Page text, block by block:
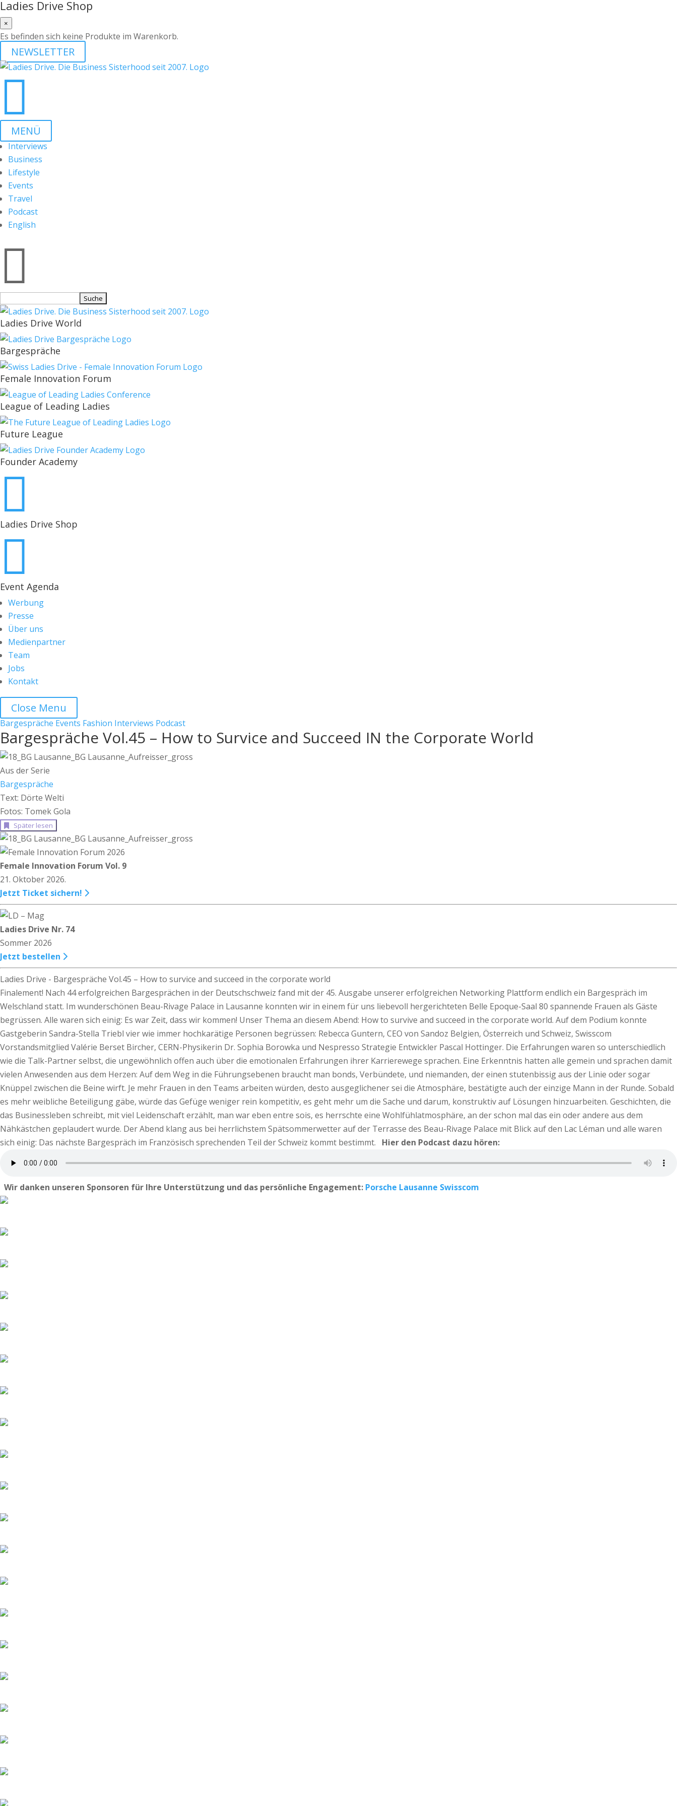
Ladies Drive Shop
×
Es befinden sich keine Produkte im Warenkorb.
NEWSLETTER

MENÜ
Interviews
Business
Lifestyle
Events
Travel
Podcast
English

nach:
Ladies Drive World
Bargespräche
Female Innovation Forum
League of Leading Ladies
Future League
Founder Academy

Ladies Drive Shop

Event Agenda
Werbung
Presse
Über uns
Medienpartner
Team
Jobs
Kontakt
Close Menu
Bargespräche Events Fashion Interviews Podcast
Bargespräche Vol.45 – How to Survice and Succeed IN the Corporate World
Aus der Serie
Bargespräche
Text: Dörte Welti
Fotos: Tomek Gola
Später lesen
Female Innovation Forum Vol. 9
21. Oktober 2026.
Jetzt Ticket sichern!
Ladies Drive Nr. 74
Sommer 2026
Jetzt bestellen
Ladies Drive - Bargespräche Vol.45 – How to survice and succeed in the corporate world
Finalement! Nach 44 erfolgreichen Bargesprächen in der Deutschschweiz fand mit der 45. Ausgabe unserer erfolgreichen Networking Plattform endlich ein Bargespräch im
Welschland statt. Im wunderschönen Beau-Rivage Palace in Lausanne konnten wir in einem für uns liebevoll hergerichteten Belle Epoque-Saal 80 spannende Frauen als Gäste
begrüssen. Alle waren sich einig: Es war Zeit, dass wir kommen! Unser Thema an diesem Abend: How to survive and succeed in the corporate world. Auf dem Podium konnte
Gastgeberin Sandra-Stella Triebl vier wie immer hochkarätige Personen begrüssen: Rebecca Guntern, CEO von Sandoz Belgien, Österreich und Schweiz, Swisscom
Vorstandsmitglied Valérie Berset Bircher, CERN-Physikerin Dr. Sophia Borowka und Nespresso Strategie Entwickler Pascal Hottinger. Die Erfahrungen waren so unterschiedlich
wie die Talk-Partner selbst, die ungewöhnlich offen auch über die emotionalen Erfahrungen ihrer Karrierewege sprachen. Eine Erkenntnis hatten alle gemein und sprachen damit
vielen Anwesenden aus dem Herzen: Auf dem Weg in die Führungsebenen braucht man bonds, Verbündete, und niemanden, der einen stutenbissig aus der Linie oder sogar
Knüppel zwischen die Beine wirft. Je mehr Frauen in den Teams arbeiten würden, desto ausgeglichener sei die Atmosphäre, bestätigte auch der einzige Mann in der Runde. Sobald
es mehr weibliche Beteiligung gäbe, würde das Gefüge weniger rein kompetitiv, es geht mehr um die Sache und darum, konstruktiv auf Lösungen hinzuarbeiten. Geschichten, die
das Businessleben schreibt, mit viel Leidenschaft erzählt, man war eben entre sois, es herrschte eine Wohlfühlatmosphäre, an der schon mal das ein oder andere aus dem
Nähkästchen geplaudert wurde. Der Abend klang aus bei herrlichstem Spätsommerwetter auf der Terrasse des Beau-Rivage Palace mit Blick auf den Lac Léman und alle waren
sich einig: Das nächste Bargespräch im Französisch sprechenden Teil der Schweiz kommt bestimmt. Hier den Podcast dazu hören:
Wir danken unseren Sponsoren für Ihre Unterstützung und das persönliche Engagement: Porsche Lausanne Swisscom